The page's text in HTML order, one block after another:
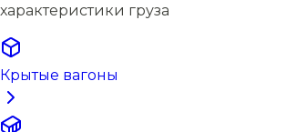
характеристики груза
Крытые вагоны